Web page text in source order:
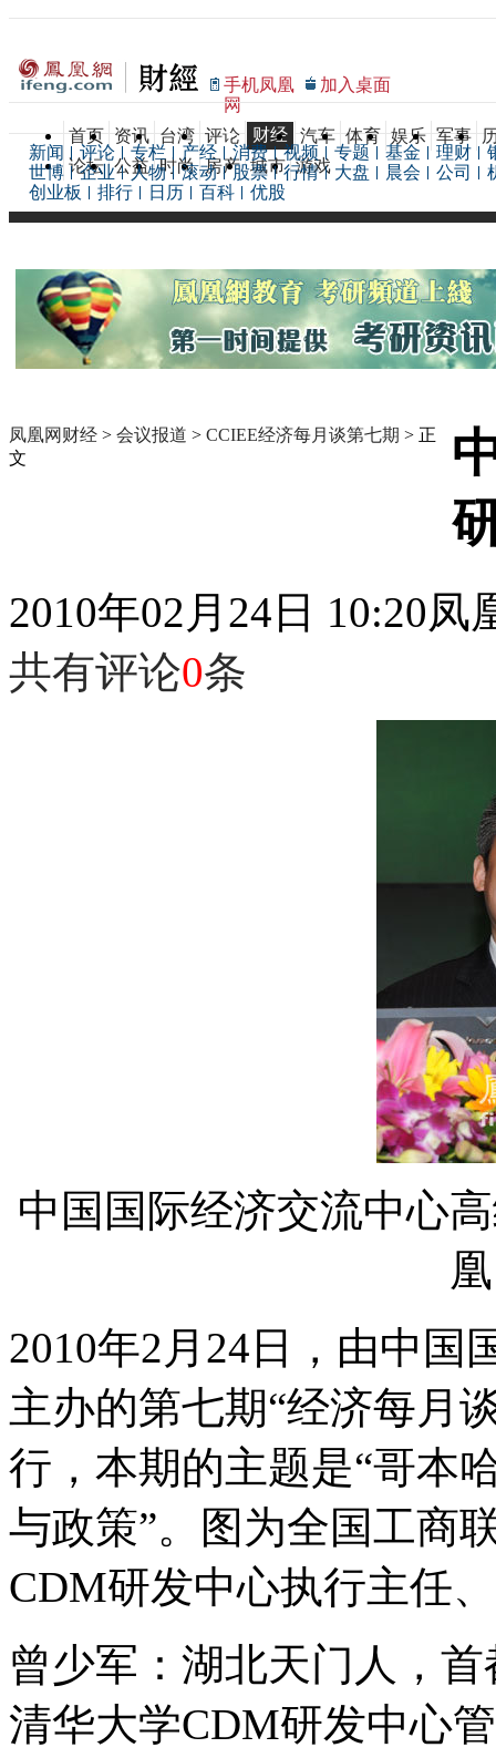
手机凤凰
网
加入桌面
首页 资讯 台湾 评论 财经 汽车 体育 娱乐 军事
论坛 公益 时尚 房产 城市 游戏
新闻 评论 专栏 产经 消费 视频 专题 基金 理财
世博
企业 人物 滚动 股票 行情 大盘 晨会 公司
创业板
排行 日历 百科 优股
凤凰网财经 > 会议报道 > CCIEE经济每月谈第七期 > 正
文
2010年02月24日 10:20凤
共有评论0条
中国国际经济交流中心
2010年2月24日，由中国
主办的第七期“经济每月
行，本期的主题是“哥本
与政策”。图为全国工商
CDM研发中心执行主任
曾少军：湖北天门人，
清华大学CDM研发中心